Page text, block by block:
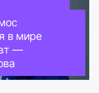
в мире
—